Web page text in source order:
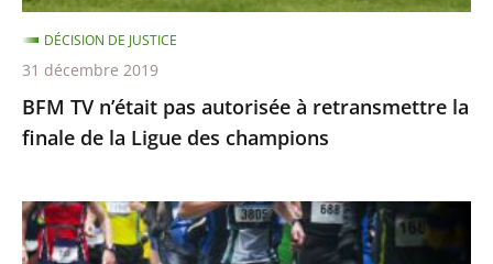
de
la
Ligue
des
champions
BFM TV n’était pas autorisée à retransmettre la
finale de la Ligue des champions
DÉCISION DE JUSTICE
31 décembre 2019
Suspension
provisoire